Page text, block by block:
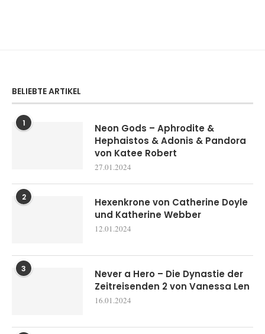
BELIEBTE ARTIKEL
1
Neon Gods – Aphrodite &
Hephaistos & Adonis & Pandora
von Katee Robert
27.01.2024
2
Hexenkrone von Catherine Doyle
und Katherine Webber
12.01.2024
3
Never a Hero – Die Dynastie der
Zeitreisenden 2 von Vanessa Len
16.01.2024